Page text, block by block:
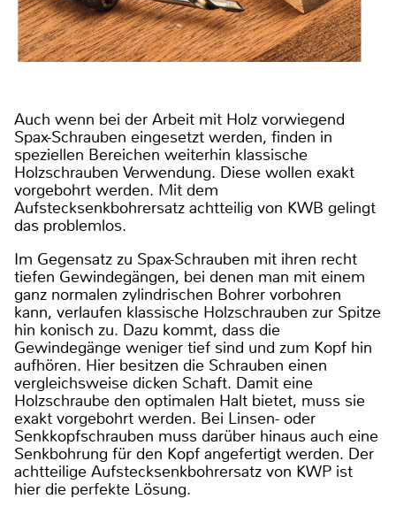
Auch wenn bei der Arbeit mit Holz vorwiegend
Spax-Schrauben eingesetzt werden, finden in
speziellen Bereichen weiterhin klassische
Holzschrauben Verwendung. Diese wollen exakt
vorgebohrt werden. Mit dem
Aufstecksenkbohrersatz achtteilig von KWB gelingt
das problemlos.
Im Gegensatz zu Spax-Schrauben mit ihren recht
tiefen Gewindegängen, bei denen man mit einem
ganz normalen zylindrischen Bohrer vorbohren
kann, verlaufen klassische Holzschrauben zur Spitze
hin konisch zu. Dazu kommt, dass die
Gewindegänge weniger tief sind und zum Kopf hin
aufhören. Hier besitzen die Schrauben einen
vergleichsweise dicken Schaft. Damit eine
Holzschraube den optimalen Halt bietet, muss sie
exakt vorgebohrt werden. Bei Linsen- oder
Senkkopfschrauben muss darüber hinaus auch eine
Senkbohrung für den Kopf angefertigt werden. Der
achtteilige Aufstecksenkbohrersatz von KWP ist
hier die perfekte Lösung.